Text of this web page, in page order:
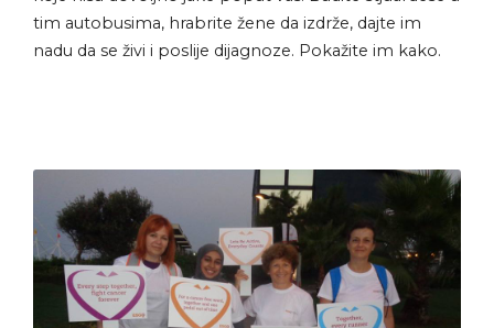
tim autobusima, hrabrite žene da izdrže, dajte im
nadu da se živi i poslije dijagnoze. Pokažite im kako.